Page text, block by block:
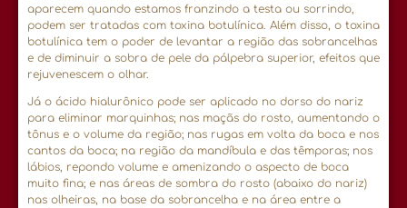
aparecem quando estamos franzindo a testa ou sorrindo,
podem ser tratadas com toxina botulínica. Além disso, o toxina
botulínica tem o poder de levantar a região das sobrancelhas
e de diminuir a sobra de pele da pálpebra superior, efeitos que
rejuvenescem o olhar.
Já o ácido hialurônico pode ser aplicado no dorso do nariz
para eliminar marquinhas; nas maçãs do rosto, aumentando o
tônus e o volume da região; nas rugas em volta da boca e nos
cantos da boca; na região da mandíbula e das têmporas; nos
lábios, repondo volume e amenizando o aspecto de boca
muito fina; e nas áreas de sombra do rosto (abaixo do nariz)
nas olheiras, na base da sobrancelha e na área entre a